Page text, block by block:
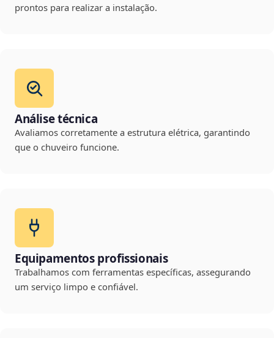
prontos para realizar a instalação.
Análise técnica
Avaliamos corretamente a estrutura elétrica, garantindo
que o chuveiro funcione.
Equipamentos profissionais
Trabalhamos com ferramentas específicas, assegurando
um serviço limpo e confiável.